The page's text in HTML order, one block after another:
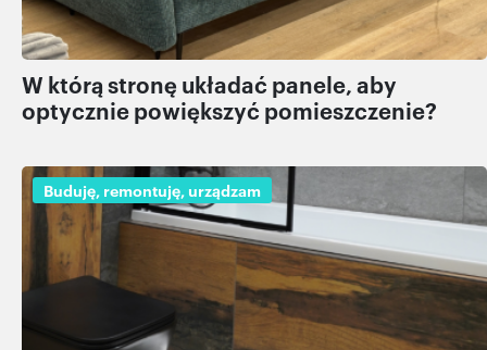
W którą stronę układać panele, aby
optycznie powiększyć pomieszczenie?
Buduję, remontuję, urządzam